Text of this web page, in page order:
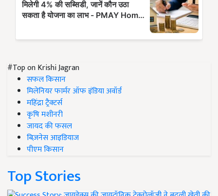
#Top on Krishi Jagran
सफल किसान
मिलेनियर फार्मर ऑफ इंडिया अवॉर्ड
महिंद्रा ट्रैक्टर्स
कृषि मशीनरी
जायद की फसल
बिज़नेस आइडियाज
पीएम किसान
Top Stories